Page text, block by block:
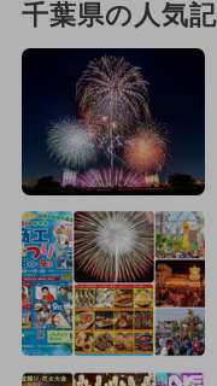
千葉県の人気